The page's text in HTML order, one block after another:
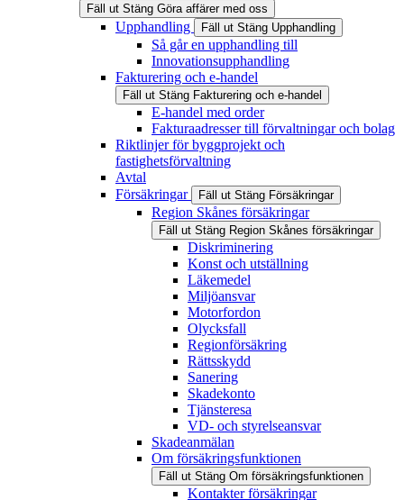
Fäll ut Stäng Göra affärer med oss
Upphandling Fäll ut Stäng Upphandling
Så går en upphandling till
Innovationsupphandling
Fakturering och e-handel
Fäll ut Stäng Fakturering och e-handel
E-handel med order
Fakturaadresser till förvaltningar och bolag
Riktlinjer för byggprojekt och
fastighetsförvaltning
Avtal
Försäkringar
Fäll ut Stäng Försäkringar
Region Skånes försäkringar
Fäll ut Stäng Region Skånes försäkringar
Diskriminering
Konst och utställning
Läkemedel
Miljöansvar
Motorfordon
Olycksfall
Regionförsäkring
Rättsskydd
Sanering
Skadekonto
Tjänsteresa
VD- och styrelseansvar
Skadeanmälan
Om försäkringsfunktionen
Fäll ut Stäng Om försäkringsfunktionen
Kontakter försäkringar